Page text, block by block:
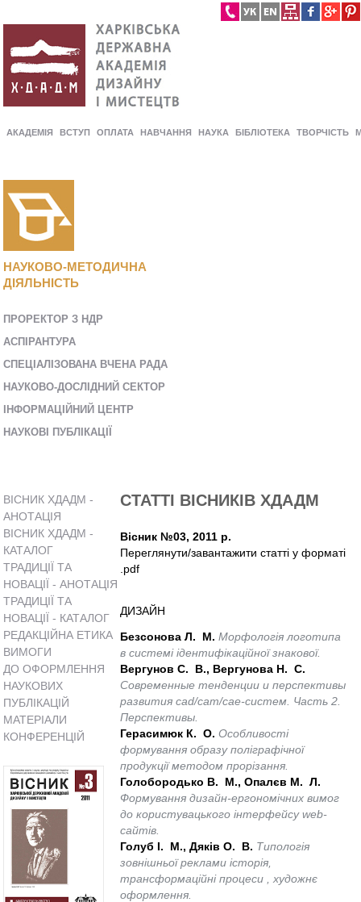
АКАДЕМІЯ ВСТУП ОПЛАТА НАВЧАННЯ НАУКА БІБЛІОТЕКА ТВОРЧІСТЬ
НАУКОВО-МЕТОДИЧНА
ДІЯЛЬНІСТЬ
ПРОРЕКТОР З НДР
AСПІРАНТУРА
СПЕЦІАЛІЗОВАНА ВЧЕНА РАДА
НАУКОВО-ДОСЛІДНИЙ СЕКТОР
ІНФОРМАЦІЙНИЙ ЦЕНТР
НАУКОВІ ПУБЛІКАЦІЇ
ВІСНИК ХДАДМ -
АНОТАЦІЯ
ВІСНИК ХДАДМ -
КАТАЛОГ
ТРАДИЦІЇ ТА
НОВАЦІЇ - АНОТАЦІЯ
ТРАДИЦІЇ ТА
НОВАЦІЇ - КАТАЛОГ
РЕДАКЦІЙНА ЕТИКА
ВИМОГИ
ДО ОФОРМЛЕННЯ
НАУКОВИХ
ПУБЛІКАЦІЙ
МАТЕРІАЛИ
КОНФЕРЕНЦІЙ
СТАТТІ ВІСНИКІВ ХДАДМ
Вісник №03, 2011 р.
Переглянути/завантажити статті у форматі
.pdf
ДИЗАЙН
Безсонова Л. М. Морфологія логотипа
в системі ідентифікаційної знакової.
Вергунов С. В., Вергунова Н. С.
Современные тенденции и перспективы
развития cad/cam/cae-систем. Часть 2.
Перспективы.
Герасимюк К. О. Особливості
формування образу поліграфічної
продукції методом прорізання.
Голобородько В. М., Опалєв М. Л.
Формування дизайн-ергономічних вимог
до користувацького інтерфейсу web-
сайтів.
Голуб І. М., Дяків О. В. Типологія
зовнішньої реклами історія,
трансформаційні процеси , художнє
оформлення.